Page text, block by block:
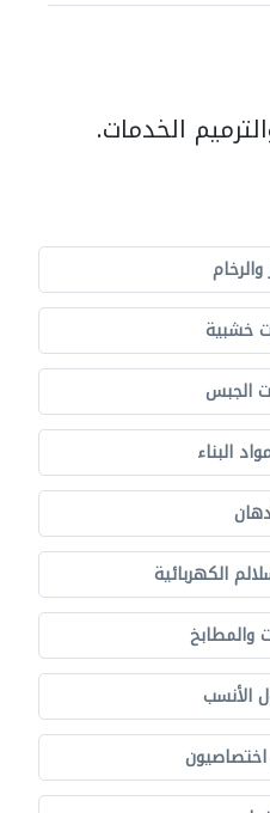
الخدمات.
والرخام
خشبية
الجبس
البناء
الكهربائية
والمطابخ
الأنسب